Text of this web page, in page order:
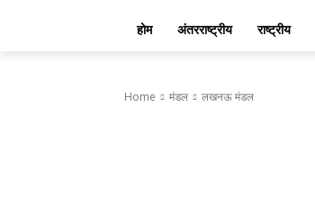
होम अंतरराष्ट्रीय राष्ट्रीय
Home मंडल लखनऊ मंडल